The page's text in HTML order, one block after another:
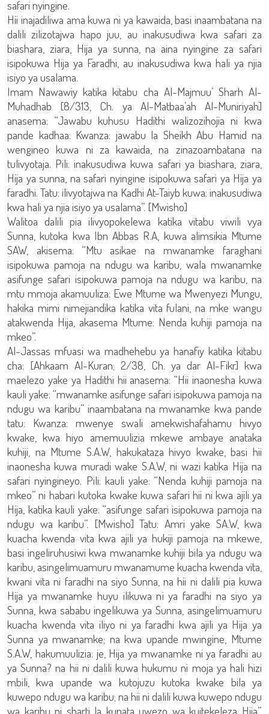
safari nyingine.
Hii inajadiliwa ama kuwa ni ya kawaida, basi inaambatana na
dalili zilizotajwa hapo juu, au inakusudiwa kwa safari za
biashara, ziara, Hija ya sunna, na aina nyingine za safari
isipokuwa Hija ya Faradhi, au inakusudiwa kwa hali ya njia
isiyo ya usalama.
Imam Nawawiy katika kitabu cha Al-Majmuu’ Sharh Al-
Muhadhab [8/313, Ch. ya Al-Matbaa’ah Al-Muniriyah]
anasema: “Jawabu kuhusu Hadithi walizozihojia ni kwa
pande kadhaa: Kwanza: jawabu la Sheikh Abu Hamid na
wengineo kuwa ni za kawaida, na zinazoambatana na
tulivyotaja. Pili: inakusudiwa kuwa safari ya biashara, ziara,
Hija ya sunna, na safari nyingine isipokuwa safari ya Hija ya
faradhi. Tatu: ilivyotajwa na Kadhi At-Taiyb kuwa: inakusudiwa
kwa hali ya njia isiyo ya usalama”. [Mwisho]
Walitoa dalili pia ilivyopokelewa katika vitabu viwili vya
Sunna, kutoka kwa Ibn Abbas R.A, kuwa alimsikia Mtume
SAW, akisema: “Mtu asikae na mwanamke faraghani
isipokuwa pamoja na ndugu wa karibu, wala mwanamke
asifunge safari isipokuwa pamoja na ndugu wa karibu, na
mtu mmoja akamuuliza: Ewe Mtume wa Mwenyezi Mungu,
hakika mimi nimejiandika katika vita fulani, na mke wangu
atakwenda Hija, akasema Mtume: Nenda kuhiji pamoja na
mkeo”.
Al-Jassas mfuasi wa madhehebu ya hanafiy katika kitabu
cha: [Ahkaam Al-Kuran; 2/38, Ch. ya dar Al-Fikr] kwa
maelezo yake ya Hadithi hii anasema: “Hii inaonesha kuwa
kauli yake: “mwanamke asifunge safari isipokuwa pamoja na
ndugu wa karibu” inaambatana na mwanamke kwa pande
tatu: Kwanza: mwenye swali amekwishafahamu hivyo
kwake, kwa hiyo amemuulizia mkewe ambaye anataka
kuhiji, na Mtume S.A.W, hakukataza hivyo kwake, basi hii
inaonesha kuwa muradi wake S.A.W, ni wazi katika Hija na
safari nyingineyo. Pili: kauli yake: “Nenda kuhiji pamoja na
mkeo” ni habari kutoka kwake kuwa safari hii ni kwa ajili ya
Hija, katika kauli yake: “asifunge safari isipokuwa pamoja na
ndugu wa karibu”. [Mwisho] Tatu: Amri yake SA.W, kwa
kuacha kwenda vita kwa ajili ya hukiji pamoja na mkewe,
basi ingeliruhusiwi kwa mwanamke kuhiji bila ya ndugu wa
karibu, asingelimuamuru mwanamume kuacha kwenda vita,
kwani vita ni faradhi na siyo Sunna, na hii ni dalili pia kuwa
Hija ya mwanamke huyu ilikuwa ni ya faradhi na siyo ya
Sunna, kwa sababu ingelikuwa ya Sunna, asingelimuamuru
kuacha kwenda vita iliyo ni ya faradhi kwa ajili ya Hija ya
Sunna ya mwanamke; na kwa upande mwingine, Mtume
S.A.W, hakumuulizia: je, Hija ya mwanamke ni ya faradhi au
ya Sunna? na hii ni dalili kuwa hukumu ni moja ya hali hizi
mbili, kwa upande wa kutojuzu kutoka kwake bila ya
kuwepo ndugu wa karibu; na hii ni dalili kuwa kuwepo ndugu
wa karibu ni sharti la kupata uwezo wa kuitekeleza Hija”.